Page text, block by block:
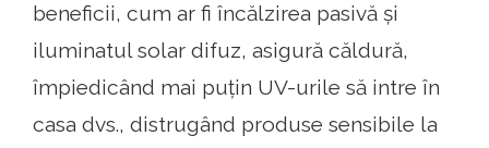
beneficii, cum ar fi încălzirea pasivă și
iluminatul solar difuz, asigură căldură,
împiedicând mai puțin UV-urile să intre în
casa dvs., distrugând produse sensibile la